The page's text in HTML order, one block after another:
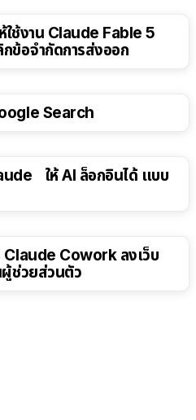
ช้งาน Claude Fable 5
ข้อจำกัดการส่งออก
Search
ให้ AI ล็อกอินได้ แบบ
Cowork ลงเว็บ
ผู้ช่วยส่วนตัว